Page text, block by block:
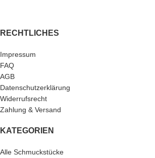
RECHTLICHES
Impressum
FAQ
AGB
Datenschutzerklärung
Widerrufsrecht
Zahlung & Versand
KATEGORIEN
Alle Schmuckstücke